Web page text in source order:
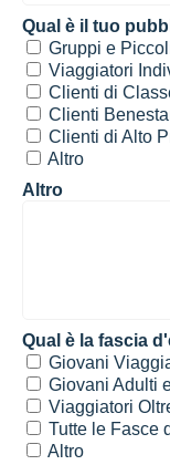
Qual è il tuo
Gruppi e
Viaggiatori
Clienti di
Clienti
Clienti di Alto
Altro
Altro
Qual è la fascia
Giovani
Giovani Adulti
Viaggiatori
Tutte le Fasce
Altro